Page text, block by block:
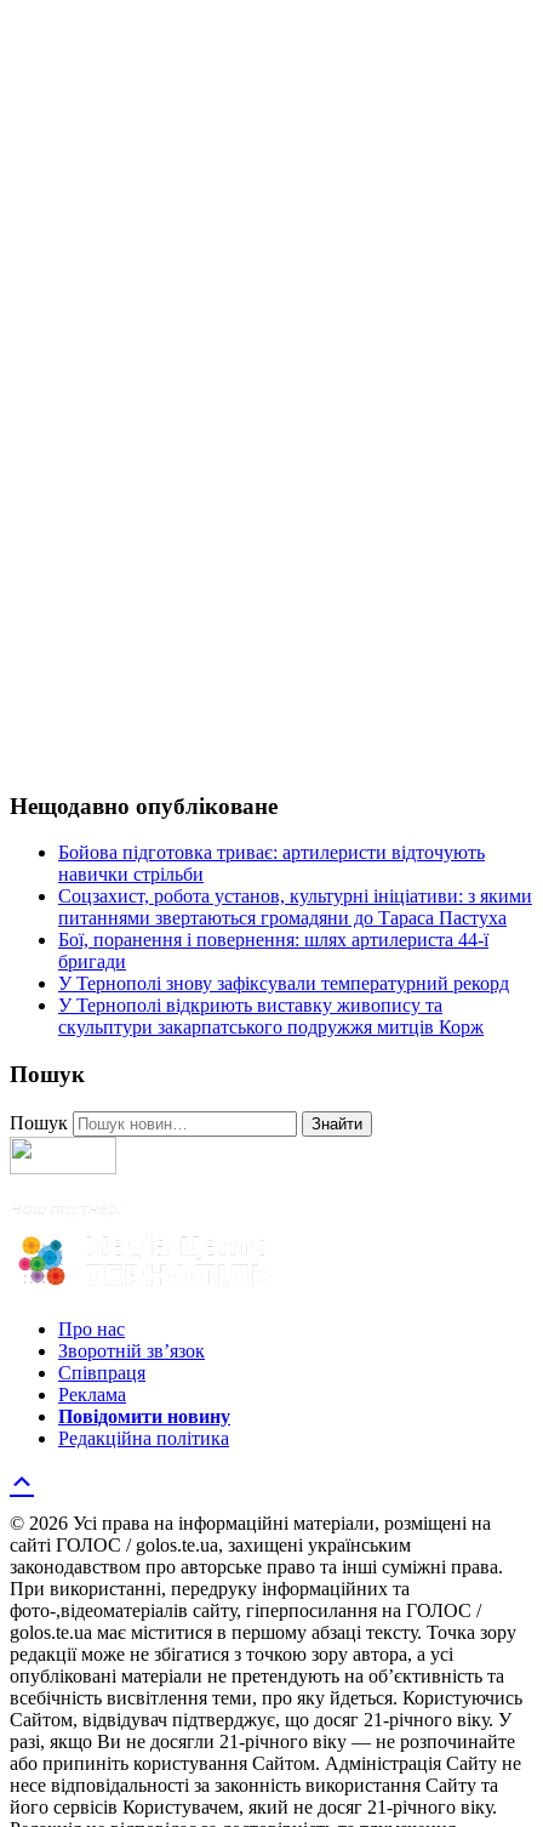
Нещодавно опубліковане
Бойова підготовка триває: артилеристи відточують
навички стрільби
Соцзахист, робота установ, культурні ініціативи: з якими
питаннями звертаються громадяни до Тараса Пастуха
Бої, поранення і повернення: шлях артилериста 44-ї
бригади
У Тернополі знову зафіксували температурний рекорд
У Тернополі відкриють виставку живопису та
скульптури закарпатського подружжя митців Корж
Пошук
Пошук Знайти
Про нас
Зворотній зв’язок
Співпраця
Реклама
Повідомити новину
Редакційна політика
© 2026 Усі права на інформаційні матеріали, розміщені на
сайті ГОЛОС / golos.te.ua, захищені українським
законодавством про авторське право та інші суміжні права.
При використанні, передруку інформаційних та
фото-,відеоматеріалів сайту, гіперпосилання на ГОЛОС /
golos.te.ua має міститися в першому абзаці тексту. Точка зору
редакції може не збігатися з точкою зору автора, а усі
опубліковані матеріали не претендують на об’єктивність та
всебічність висвітлення теми, про яку йдеться. Користуючись
Сайтом, відвідувач підтверджує, що досяг 21-річного віку. У
разі, якщо Ви не досягли 21-річного віку — не розпочинайте
або припиніть користування Сайтом. Адміністрація Сайту не
несе відповідальності за законність використання Сайту та
його сервісів Користувачем, який не досяг 21-річного віку.